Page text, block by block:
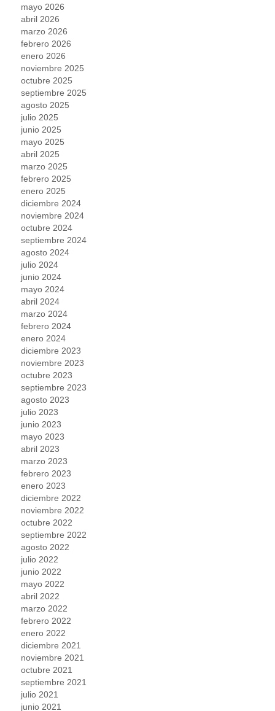
mayo 2026
abril 2026
marzo 2026
febrero 2026
enero 2026
noviembre 2025
octubre 2025
septiembre 2025
agosto 2025
julio 2025
junio 2025
mayo 2025
abril 2025
marzo 2025
febrero 2025
enero 2025
diciembre 2024
noviembre 2024
octubre 2024
septiembre 2024
agosto 2024
julio 2024
junio 2024
mayo 2024
abril 2024
marzo 2024
febrero 2024
enero 2024
diciembre 2023
noviembre 2023
octubre 2023
septiembre 2023
agosto 2023
julio 2023
junio 2023
mayo 2023
abril 2023
marzo 2023
febrero 2023
enero 2023
diciembre 2022
noviembre 2022
octubre 2022
septiembre 2022
agosto 2022
julio 2022
junio 2022
mayo 2022
abril 2022
marzo 2022
febrero 2022
enero 2022
diciembre 2021
noviembre 2021
octubre 2021
septiembre 2021
julio 2021
junio 2021